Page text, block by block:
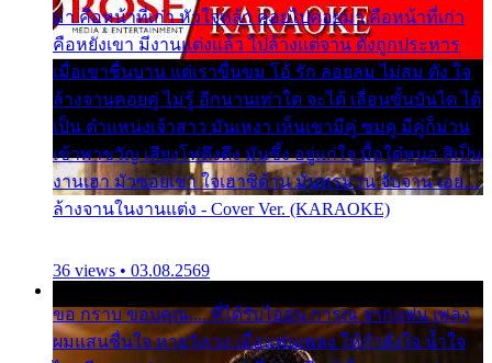
มา คือหน้าที่เก่า หัวใจหล้า คอยไปคอยมา คือหน้าที่เก่า
คือหยังเขา มีงานแต่งแล้ว ไปล้างแต่จาน ดั่งถูกประหาร
เมื่อเขาชื่นบาน แต่เราขื่นขม โอ้ รัก ลอยลม ไม่สม ดัง ใจ
ล้างจานคอยคู่ ไม่รู้ อีกนานเท่าใด จะได้ เลื่อนขั้นบันได ได้
เป็น ตำแหน่งเจ้าสาว มันเหงา เห็นเขามีคู่ ซมดู มีคู่ก็ม่วน
เข้าพาขวัญ เสียงโห่ตึงตึง มันซึ้ง อยู่แก่ใจ มื้อใด๋หนอ สิเป็น
งานเฮา มัวซอยเขา ใจเฮาซิด้าน มันทรมาน จับจาน เอย…
ล้างจานในงานแต่ง - Cover Ver. (KARAOKE)
36 views • 03.08.2569
ขอ กราบ ขอบคุณ.... ที่ได้รับไออุ่น การุณ จากแฟน เพลง
ผมแสนชื่นใจ หายวังเวง เมื่อแฟนเพลง ให้กำลังใจ น้ำใจ